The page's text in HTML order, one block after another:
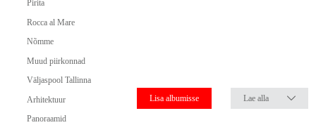
Pirita
Rocca al Mare
Nõmme
Muud piirkonnad
Väljaspool Tallinna
Arhitektuur
Panoraamid
Lisa albumisse Lae alla